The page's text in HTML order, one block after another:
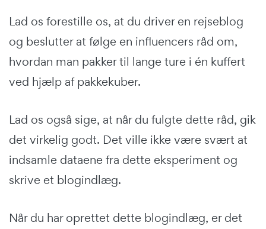
Lad os forestille os, at du driver en rejseblog
og beslutter at følge en influencers råd om,
hvordan man pakker til lange ture i én kuffert
ved hjælp af pakkekuber.
Lad os også sige, at når du fulgte dette råd, gik
det virkelig godt. Det ville ikke være svært at
indsamle dataene fra dette eksperiment og
skrive et blogindlæg.
Når du har oprettet dette blogindlæg, er det